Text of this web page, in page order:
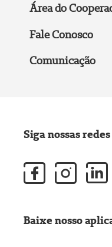
Área do
Fale Conosco
Comunicação
Siga nossas
Baixe nosso